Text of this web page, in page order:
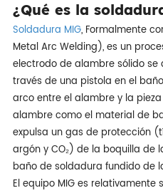
¿Qué es la
Soldadura MIG, Formalmente
Metal Arc Welding), es un
electrodo de alambre sólido
través de una pistola en el
arco entre el alambre y la
alambre como el material de
expulsa un gas de protección
argón y CO₂) de la boquilla de
baño de soldadura fundido de
El equipo MIG es